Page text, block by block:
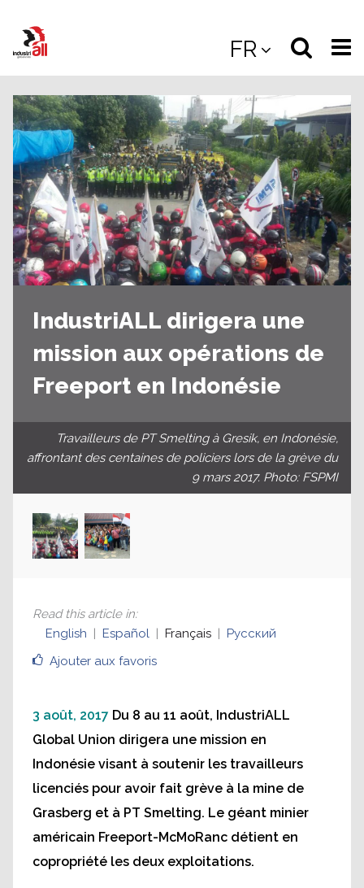
main
FR
Select
the
site
IndustriALL dirigera une
mission aux opérations de
Freeport en Indonésie
Travailleurs de PT Smelting à Gresik, en Indonésie,
affrontant des centaines de policiers lors de la grève du
9 mars 2017. Photo: FSPMI
Ajouter aux favoris
Read this article in:
English
Español Français Русский
3 août, 2017 Du 8 au 11 août, IndustriALL
Global Union dirigera une mission en
Indonésie visant à soutenir les travailleurs
licenciés pour avoir fait grève à la mine de
Grasberg et à PT Smelting. Le géant minier
américain Freeport-McMoRanc détient en
copropriété les deux exploitations.